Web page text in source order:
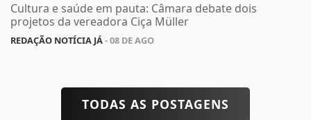
Cultura e saúde em pauta: Câmara debate dois
projetos da vereadora Ciça Müller
REDAÇÃO NOTÍCIA JÁ- 08 DE AGO
TODAS AS POSTAGENS